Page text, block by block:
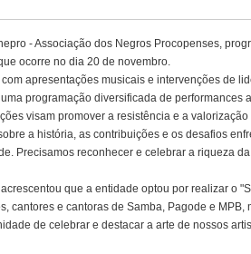
- Associação dos Negros Procopenses,
ocorre no dia 20 de novembro.
apresentações musicais e intervenções de
programação diversificada de performances
visam promover a resistência e a
a história, as contribuições e os desafios
Precisamos reconhecer e celebrar a riqueza
que a entidade optou por realizar o
cantores e cantoras de Samba, Pagode e MPB,
de celebrar e destacar a arte de nossos